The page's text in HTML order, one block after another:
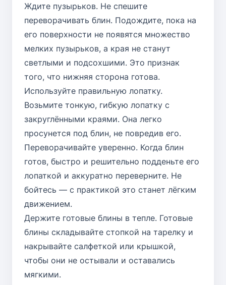
Ждите пузырьков. Не спешите
переворачивать блин. Подождите, пока на
его поверхности не появятся множество
мелких пузырьков, а края не станут
светлыми и подсохшими. Это признак
того, что нижняя сторона готова.
Используйте правильную лопатку.
Возьмите тонкую, гибкую лопатку с
закруглёнными краями. Она легко
просунется под блин, не повредив его.
Переворачивайте уверенно. Когда блин
готов, быстро и решительно подденьте его
лопаткой и аккуратно переверните. Не
бойтесь — с практикой это станет лёгким
движением.
Держите готовые блины в тепле. Готовые
блины складывайте стопкой на тарелку и
накрывайте салфеткой или крышкой,
чтобы они не остывали и оставались
мягкими.